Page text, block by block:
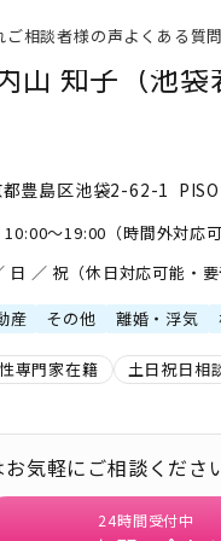
ご相談者様の声よくある質問
知子（池袋
豊島区池袋2-62-1
～19:00（時間外対応可
日 ／ 祝（休日対応可能・要
産 その他 離婚・浮気
専門家在籍 土日祝日相
お気軽にご相談くださ
24時間受付中